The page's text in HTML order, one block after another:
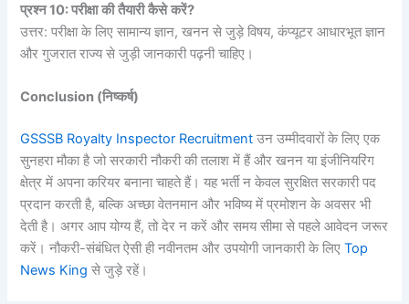
प्रश्न10:परीक्षा की तैयारी कैसे करें?
उत्तर: परीक्षा के लिए सामान्य ज्ञान, खनन से जुड़े विषय, कंप्यूटर आधारभूत ज्ञान
और गुजरात राज्य से जुड़ी जानकारी पढ़नी चाहिए।
Conclusion (निष्कर्ष)
GSSSB Royalty Inspector Recruitment उन उम्मीदवारों के लिए एक
सुनहरा मौका है जो सरकारी नौकरी की तलाश में हैं और खनन या इंजीनियरिंग
क्षेत्र में अपना करियर बनाना चाहते हैं। यह भर्ती न केवल सुरक्षित सरकारी पद
प्रदान करती है, बल्कि अच्छा वेतनमान और भविष्य में प्रमोशन के अवसर भी
देती है। अगर आप योग्य हैं, तो देर न करें और समय सीमा से पहले आवेदन जरूर
करें। नौकरी-संबंधित ऐसी ही नवीनतम और उपयोगी जानकारी के लिएTop
News King से जुड़े रहें।